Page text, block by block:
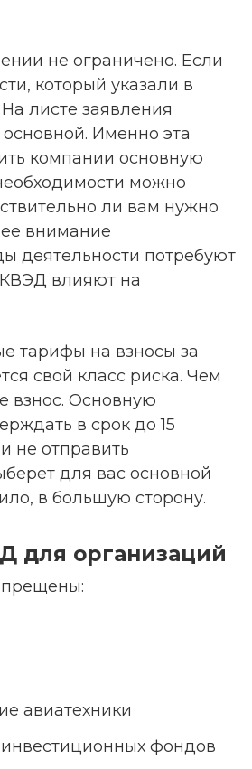
не ограничено. Если
который указали в
листе заявления
Именно эта
компании основную
можно
ли вам нужно
внимание
деятельности потребуют
влияют на
тарифы на взносы за
свой класс риска. Чем
взнос. Основную
в срок до 15
не отправить
для вас основной
в большую сторону.
для организаций
авиатехники
фондов